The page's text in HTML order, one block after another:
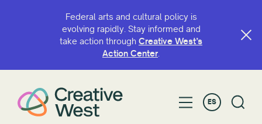
Federal arts and cultural policy is
evolving rapidly. Stay informed and
take action through Creative West’s
Action Center.
ES